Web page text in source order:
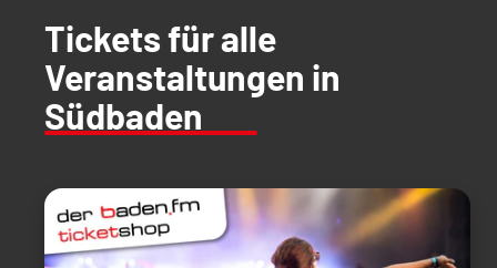
Tickets für alle
Veranstaltungen in
Südbaden